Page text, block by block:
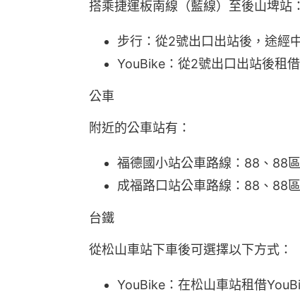
搭乘捷運板南線（藍線）至後山埤站：
步行：從2號出口出站後，途經
YouBike：從2號出口出站後租
公車
附近的公車站有：
福德國小站公車路線：88、88
成福路口站公車路線：88、88
台鐵
從松山車站下車後可選擇以下方式：
YouBike：在松山車站租借